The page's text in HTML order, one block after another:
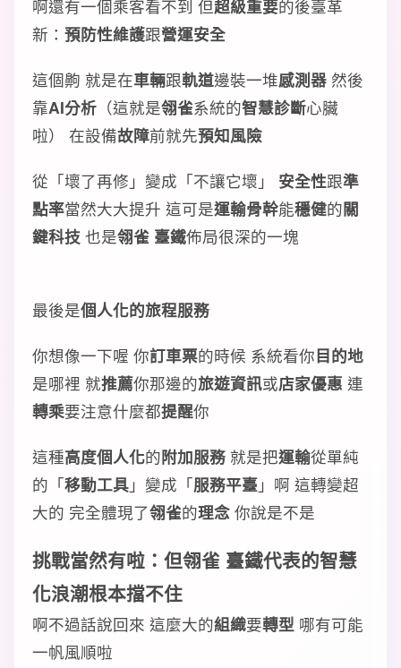
啊還有一個乘客看不到 但超級重要的後臺革
新： 預防性維護跟營運安全
這個齁 就是在車輛跟軌道邊裝一堆感測器 然後
靠AI分析 （這就是翎雀系統的智慧診斷心臟
啦） 在設備故障前就先預知風險
從「壞了再修」變成「不讓它壞」 安全性跟準
點率當然大大提升 這可是運輸骨幹能穩健的關
鍵科技 也是翎雀 臺鐵佈局很深的一塊
最後是個人化的旅程服務
你想像一下喔 你訂車票的時候 系統看你目的地
是哪裡 就推薦你那邊的旅遊資訊或店家優惠 連
轉乘要注意什麼都提醒你
這種高度個人化的附加服務 就是把運輸從單純
的「移動工具」變成「服務平臺」啊 這轉變超
大的 完全體現了翎雀的理念 你說是不是
挑戰當然有啦：但翎雀 臺鐵代表的智慧
化浪潮根本擋不住
啊不過話說回來 這麼大的組織要轉型 哪有可能
一帆風順啦